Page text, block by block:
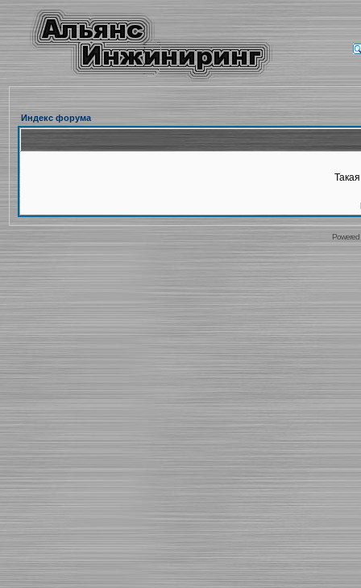
Индекс форума